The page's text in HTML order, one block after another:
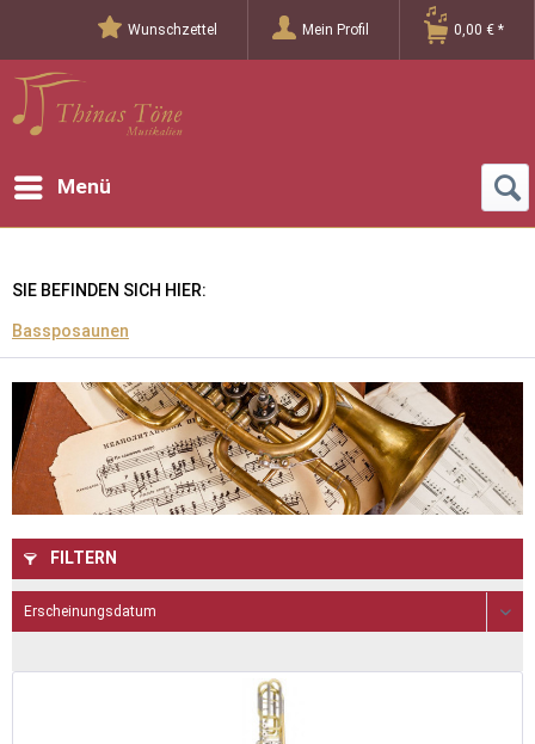
Wunschzettel Mein Profil 0,00 € *
Menü
SIE BEFINDEN SICH HIER:
Bassposaunen
FILTERN